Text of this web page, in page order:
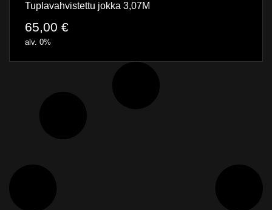
Tuplavahvistettu jokka 3,07M
65,00 €
alv. 0%